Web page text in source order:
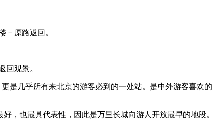
－原路返回。
回观景。
是几乎所有来北京的游客必到的一处站。是中外游客喜欢的
，也最具代表性，因此是万里长城向游人开放最早的地段。